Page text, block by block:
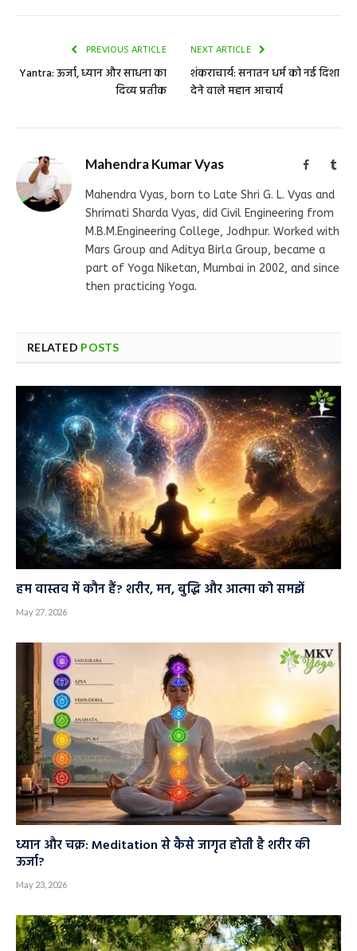
PREVIOUS ARTICLE
Yantra: ऊर्जा, ध्यान और साधना का
दिव्य प्रतीक
NEXT ARTICLE
शंकराचार्य: सनातन धर्म को नई दिशा
देने वाले महान आचार्य
Mahendra Kumar Vyas Facebook
Mahendra Vyas, born to Late Shri G. L. Vyas and
Shrimati Sharda Vyas, did Civil Engineering from
M.B.M.Engineering College, Jodhpur. Worked with
Mars Group and Aditya Birla Group, became a
part of Yoga Niketan, Mumbai in 2002, and since
then practicing Yoga.
RELATED POSTS
हम वास्तव में कौन हैं? शरीर, मन, बुद्धि और आत्मा को समझें
May 27, 2026
ध्यान और चक्र: Meditation से कैसे जागृत होती है शरीर की
ऊर्जा?
May 23, 2026